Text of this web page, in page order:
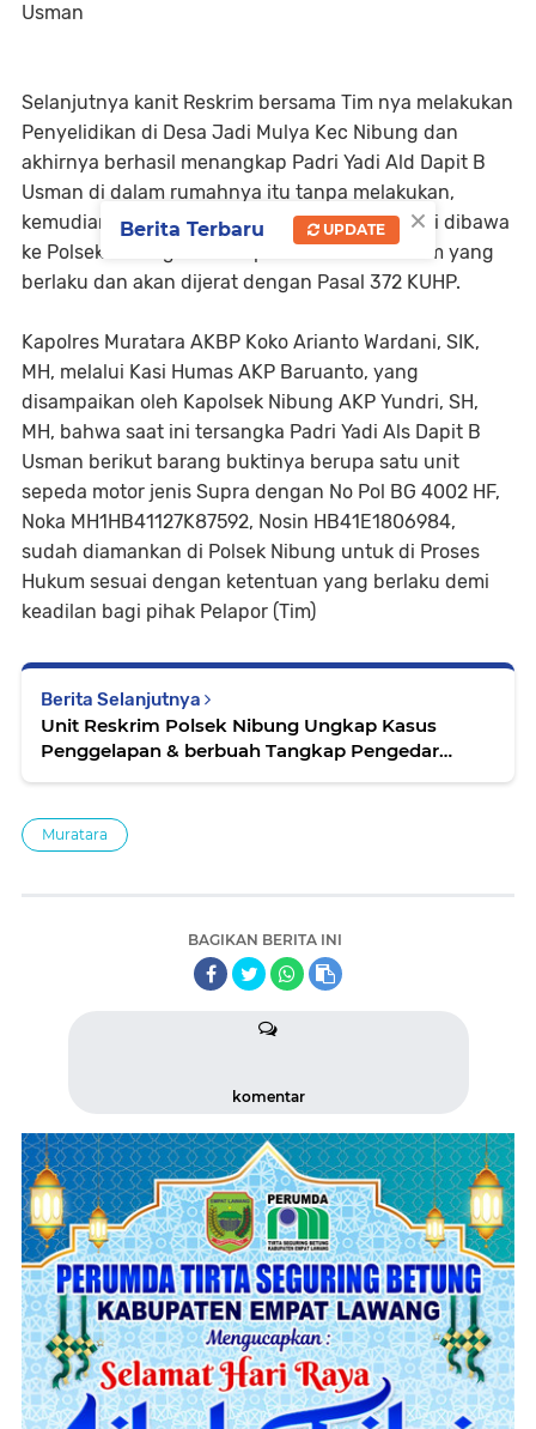
Usman
Selanjutnya kanit Reskrim bersama Tim nya melakukan
Penyelidikan di Desa Jadi Mulya Kec Nibung dan
akhirnya berhasil menangkap Padri Yadi Ald Dapit B
Usman di dalam rumahnya itu tanpa melakukan,
kemudian tersangka An Padri Yadi Als Dapit ini dibawa
ke Polsek Nibung untuk diproses sesuai Hukum yang
berlaku dan akan dijerat dengan Pasal 372 KUHP.
Kapolres Muratara AKBP Koko Arianto Wardani, SIK,
MH, melalui Kasi Humas AKP Baruanto, yang
disampaikan oleh Kapolsek Nibung AKP Yundri, SH,
MH, bahwa saat ini tersangka Padri Yadi Als Dapit B
Usman berikut barang buktinya berupa satu unit
sepeda motor jenis Supra dengan No Pol BG 4002 HF,
Noka MH1HB41127K87592, Nosin HB41E1806984,
sudah diamankan di Polsek Nibung untuk di Proses
Hukum sesuai dengan ketentuan yang berlaku demi
keadilan bagi pihak Pelapor (Tim)
Berita Selanjutnya
Unit Reskrim Polsek Nibung Ungkap Kasus
Penggelapan & berbuah Tangkap Pengedar
Muratara
BAGIKAN BERITA INI
komentar
×
Berita Terbaru UPDATE